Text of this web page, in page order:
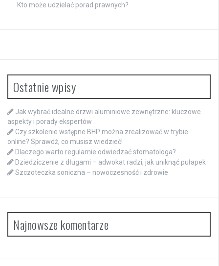
Kto może udzielać porad prawnych?
Ostatnie wpisy
Jak wybrać idealne drzwi aluminiowe zewnętrzne: kluczowe
aspekty i porady ekspertów
Czy szkolenie wstępne BHP można zrealizować w trybie
online? Sprawdź, co musisz wiedzieć!
Dlaczego warto regularnie odwiedzać stomatologa?
Dziedziczenie z długami – adwokat radzi, jak uniknąć pułapek
Szczoteczka soniczna – nowoczesność i zdrowie
Najnowsze komentarze